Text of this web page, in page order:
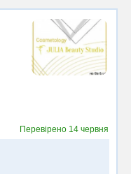
Перевірено 14 червня